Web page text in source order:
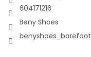
604171216
Beny Shoes
benyshoes_barefoot